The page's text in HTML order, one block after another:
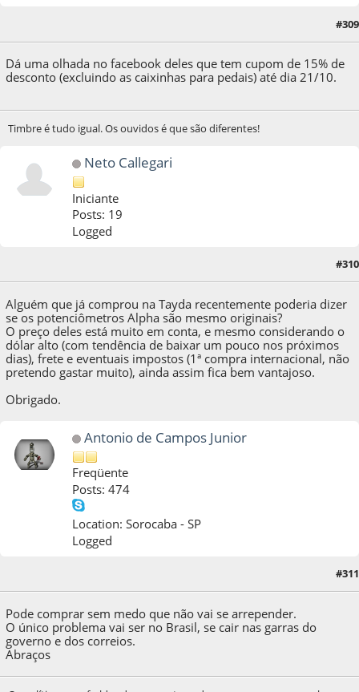
#309
Dá uma olhada no facebook deles que tem cupom de 15% de
desconto (excluindo as caixinhas para pedais) até dia 21/10.
Timbre é tudo igual. Os ouvidos é que são diferentes!
Neto Callegari
Iniciante
Posts: 19
Logged
#310
Alguém que já comprou na Tayda recentemente poderia dizer
se os potenciômetros Alpha são mesmo originais?
O preço deles está muito em conta, e mesmo considerando o
dólar alto (com tendência de baixar um pouco nos próximos
dias), frete e eventuais impostos (1ª compra internacional, não
pretendo gastar muito), ainda assim fica bem vantajoso.
Obrigado.
Antonio de Campos Junior
Freqüente
Posts: 474
Location: Sorocaba - SP
Logged
#311
Pode comprar sem medo que não vai se arrepender.
O único problema vai ser no Brasil, se cair nas garras do
governo e dos correios.
Abraços